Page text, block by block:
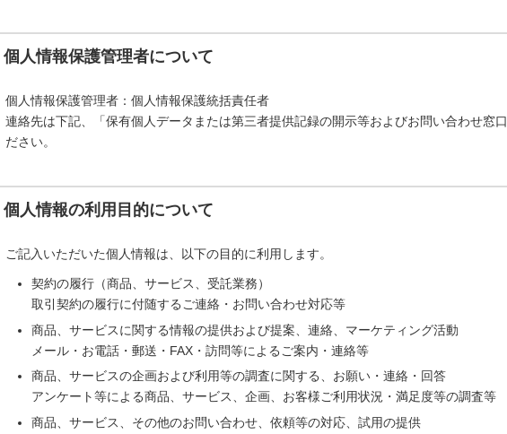
個人情報保護管理者について
個人情報保護管理者：個人情報保護統括責任者
連絡先は下記、「保有個人データまたは第三者提供記録の開示等およびお問い合わせ窓
ださい。
個人情報の利用目的について
ご記入いただいた個人情報は、以下の目的に利用します。
契約の履行（商品、サービス、受託業務）
取引契約の履行に付随するご連絡・お問い合わせ対応等
商品、サービスに関する情報の提供および提案、連絡、マーケティング活動
メール・お電話・郵送・FAX・訪問等によるご案内・連絡等
商品、サービスの企画および利用等の調査に関する、お願い・連絡・回答
アンケート等による商品、サービス、企画、お客様ご利用状況・満足度等の調査等
商品、サービス、その他のお問い合わせ、依頼等の対応、試用の提供